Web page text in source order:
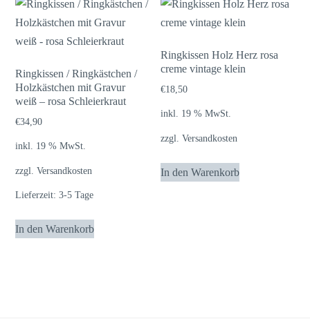
Ringkissen / Ringkästchen /
Holzkästchen mit Gravur
weiß – rosa Schleierkraut
€34,90
inkl. 19 % MwSt.
zzgl.Versandkosten
Lieferzeit:3-5 Tage
In den Warenkorb
Ringkissen Holz Herz rosa
creme vintage klein
€18,50
inkl. 19 % MwSt.
zzgl.Versandkosten
In den Warenkorb